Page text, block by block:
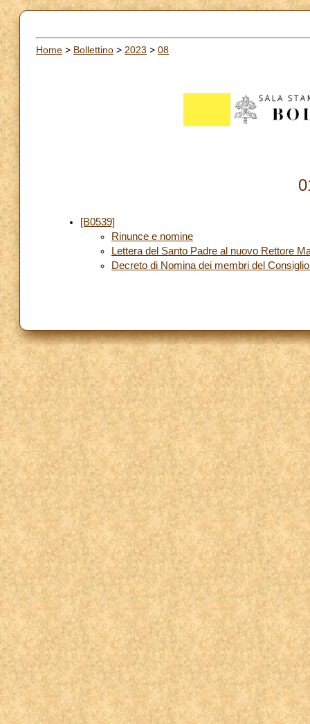
Home > Bollettino > 2023 > 08
[B0539]
Rinunce e nomine
Lettera del Santo Padre al nuovo Rettore
Decreto di Nomina dei membri del